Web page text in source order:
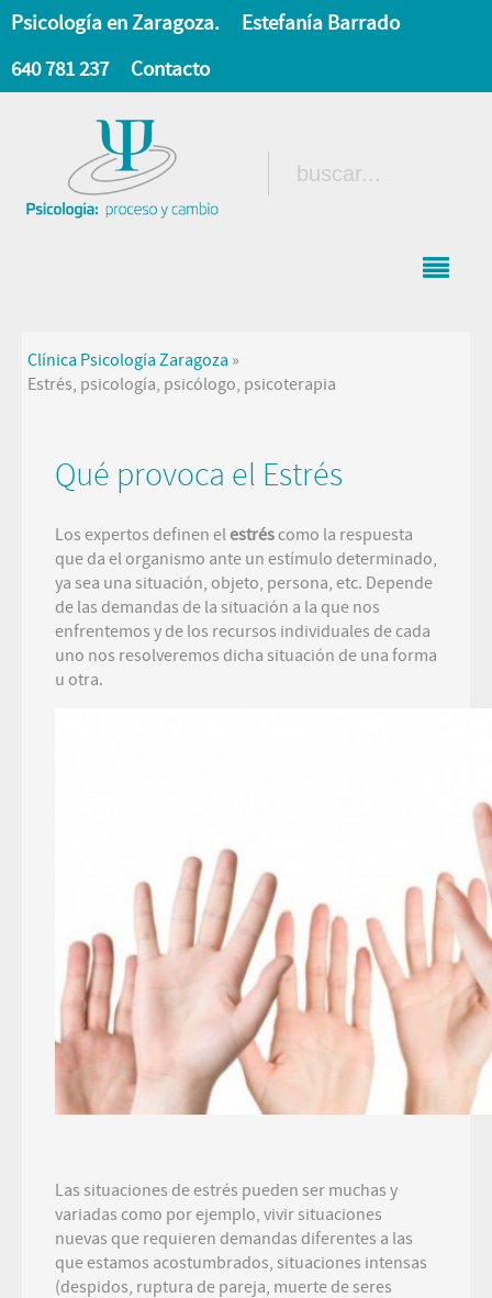
Psicología en Zaragoza.
Estefanía Barrado
640 781 237
Contacto
Clínica Psicología Zaragoza »
Estrés, psicología, psicólogo, psicoterapia
Qué provoca el Estrés
Los expertos definen elestréscomo la respuesta
que da el organismo ante un estímulo determinado,
ya sea una situación, objeto, persona, etc. Depende
de las demandas de la situación a la que nos
enfrentemos y de los recursos individuales de cada
uno nos resolveremos dicha situación de una forma
u otra.
Las situaciones de estrés pueden ser muchas y
variadas como por ejemplo, vivir situaciones
nuevas que requieren demandas diferentes a las
que estamos acostumbrados, situaciones intensas
(despidos, ruptura de pareja, muerte de seres